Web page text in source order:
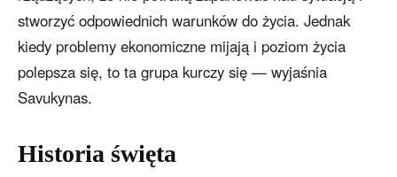
stworzyć odpowiednich warunków do życia. Jednak
kiedy problemy ekonomiczne mijają i poziom życia
polepsza się, to ta grupa kurczy się — wyjaśnia
Savukynas.
Historia święta